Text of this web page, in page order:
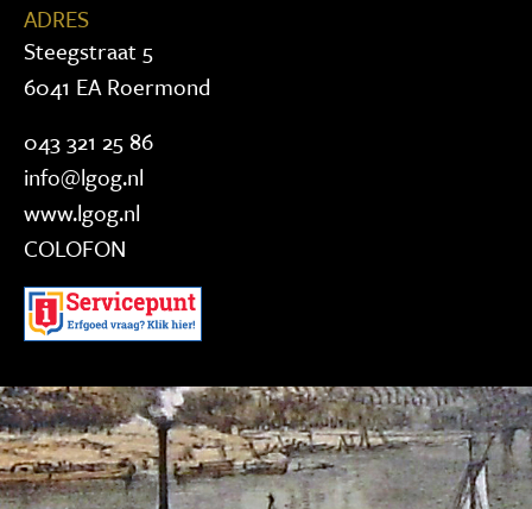
ADRES
Steegstraat 5
6041 EA Roermond
043 321 25 86
info@lgog.nl
www.lgog.nl
COLOFON